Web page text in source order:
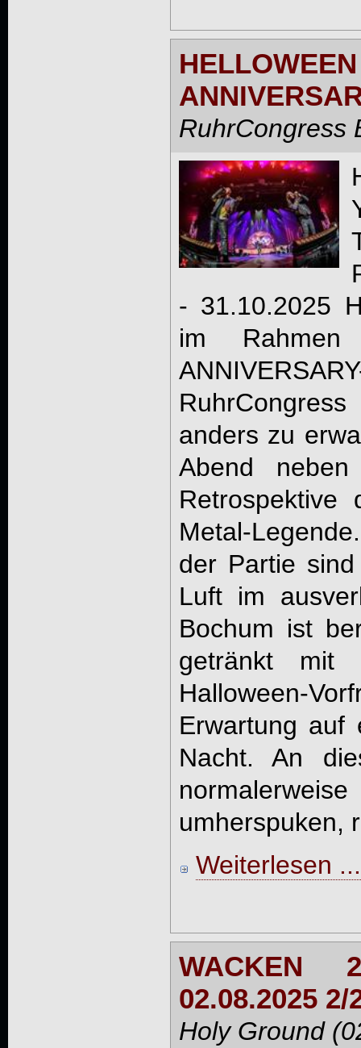
RuhrCongress
- 31.10.2025
im
anders zu
Abend
Retrospektive
Metal-
der Partie
Luft im
Bochum ist
getränkt mit
Halloween-
Erwartung auf
Nacht. An
umherspuken,
Weiterlesen ...
WACKEN
02.08.2025 2/
Holy Ground